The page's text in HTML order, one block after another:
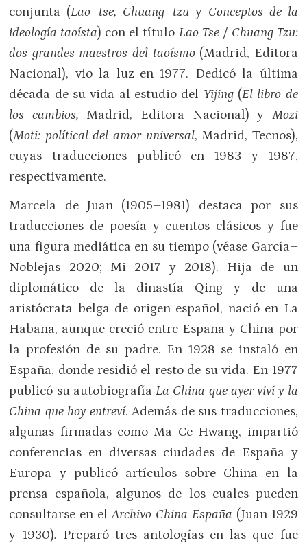
conjunta (Lao–tse, Chuang–tzu y Conceptos de la
ideología taoísta) con el título Lao Tse / Chuang Tzu:
dos grandes maestros del taoísmo (Madrid, Editora
Nacional), vio la luz en 1977. Dedicó la última
década de su vida al estudio del Yijing(El libro de
los cambios, Madrid, Editora Nacional) y Mozi
(Moti: polítical del amor universal, Madrid, Tecnos),
cuyas traducciones publicó en 1983 y 1987,
respectivamente.
Marcela de Juan (1905–1981) destaca por sus
traducciones de poesía y cuentos clásicos y fue
una figura mediática en su tiempo (véase García–
Noblejas 2020; Mi 2017 y 2018). Hija de un
diplomático de la dinastía Qing y de una
aristócrata belga de origen español, nació en La
Habana, aunque creció entre España y China por
la profesión de su padre. En 1928 se instaló en
España, donde residió el resto de su vida. En 1977
publicó su autobiografíaLa China que ayer viví y la
China que hoy entreví. Además de sus traducciones,
algunas firmadas como Ma Ce Hwang, impartió
conferencias en diversas ciudades de España y
Europa y publicó artículos sobre China en la
prensa española, algunos de los cuales pueden
consultarse en elArchivo China España (Juan 1929
y 1930). Preparó tres antologías en las que fue